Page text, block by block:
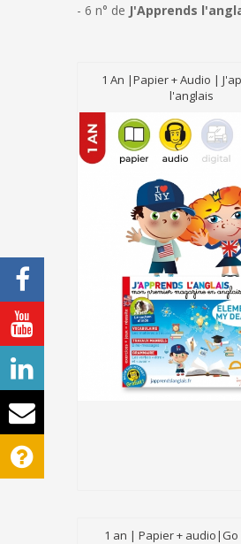
- 6 n° de J'Apprends
1 An |Papier + Audio |
l'anglais
1 an | Papier + audio|Go